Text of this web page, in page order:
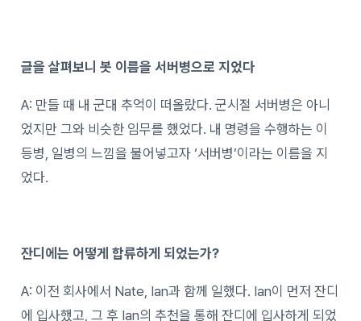
글을 살펴보니 봇 이름을 서버병으로 지었다
A: 만들 때 내 군대 추억이 떠올랐다. 군시절 서버병은 아니
었지만 그와 비슷한 임무를 했었다. 내 명령을 수행하는 이
등병, 일병의 느낌을 불어넣고자 ‘서버병’이라는 이름을 지
었다.
잔디에는 어떻게 합류하게 되었는가?
A: 이전 회사에서 Nate, Ian과 함께 일했다. Ian이 먼저 잔디
에 입사했고, 그 후 Ian의 추천을 통해 잔디에 입사하게 되었